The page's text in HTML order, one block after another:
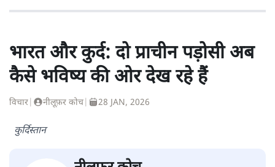
भारत और कुर्द: दो प्राचीन पड़ोसी अब
कैसे भविष्य की ओर देख रहे हैं
विचार नीलूफ़र कोच 28 JAN, 2026